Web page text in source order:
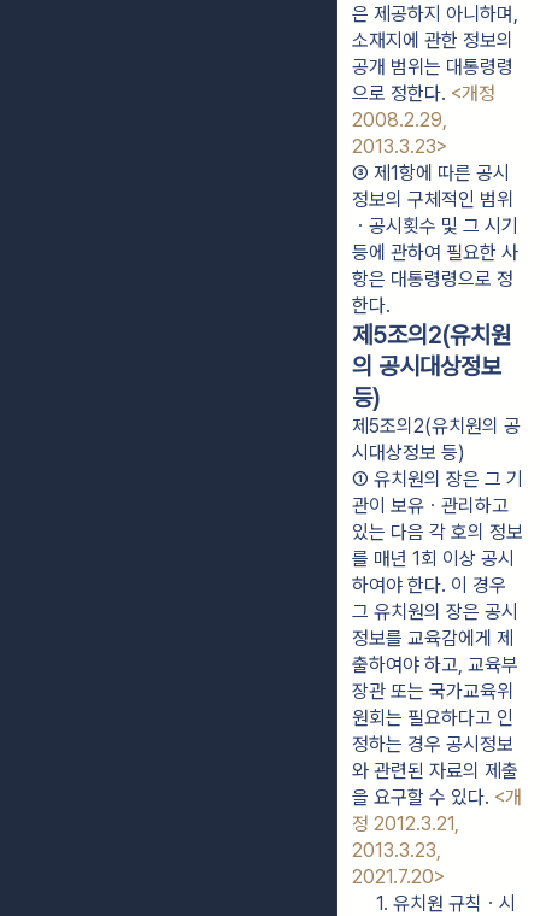
은 제공하지 아니하며,
소재지에 관한 정보의
공개 범위는 대통령령
으로 정한다. <개정
2008.2.29,
2013.3.23>
③ 제1항에 따른 공시
정보의 구체적인 범위
ㆍ공시횟수 및 그 시기
등에 관하여 필요한 사
항은 대통령령으로 정
한다.
제5조의2(유치원
의 공시대상정보
등)
제5조의2(유치원의 공
시대상정보 등)
① 유치원의 장은 그 기
관이 보유ㆍ관리하고
있는 다음 각 호의 정보
를 매년 1회 이상 공시
하여야 한다. 이 경우
그 유치원의 장은 공시
정보를 교육감에게 제
출하여야 하고, 교육부
장관 또는 국가교육위
원회는 필요하다고 인
정하는 경우 공시정보
와 관련된 자료의 제출
을 요구할 수 있다. <개
정 2012.3.21,
2013.3.23,
2021.7.20>
1. 유치원 규칙ㆍ시